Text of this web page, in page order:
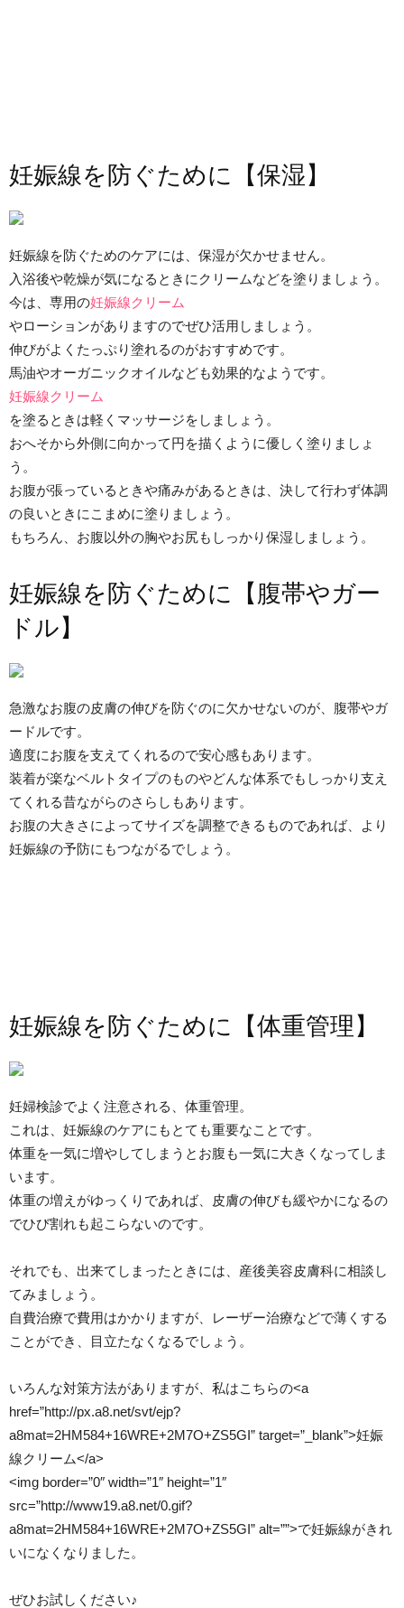
妊娠線を防ぐために【保湿】
妊娠線を防ぐためのケアには、保湿が欠かせません。
入浴後や乾燥が気になるときにクリームなどを塗りましょう。
今は、専用の妊娠線クリーム
やローションがありますのでぜひ活用しましょう。
伸びがよくたっぷり塗れるのがおすすめです。
馬油やオーガニックオイルなども効果的なようです。
妊娠線クリーム
を塗るときは軽くマッサージをしましょう。
おへそから外側に向かって円を描くように優しく塗りましょ
う。
お腹が張っているときや痛みがあるときは、決して行わず体調
の良いときにこまめに塗りましょう。
もちろん、お腹以外の胸やお尻もしっかり保湿しましょう。
妊娠線を防ぐために【腹帯やガー
ドル】
急激なお腹の皮膚の伸びを防ぐのに欠かせないのが、腹帯やガ
ードルです。
適度にお腹を支えてくれるので安心感もあります。
装着が楽なベルトタイプのものやどんな体系でもしっかり支え
てくれる昔ながらのさらしもあります。
お腹の大きさによってサイズを調整できるものであれば、より
妊娠線の予防にもつながるでしょう。
妊娠線を防ぐために【体重管理】
妊婦検診でよく注意される、体重管理。
これは、妊娠線のケアにもとても重要なことです。
体重を一気に増やしてしまうとお腹も一気に大きくなってしま
います。
体重の増えがゆっくりであれば、皮膚の伸びも緩やかになるの
でひび割れも起こらないのです。
それでも、出来てしまったときには、産後美容皮膚科に相談し
てみましょう。
自費治療で費用はかかりますが、レーザー治療などで薄くする
ことができ、目立たなくなるでしょう。
いろんな対策方法がありますが、私はこちらの<a
href=”http://px.a8.net/svt/ejp?
a8mat=2HM584+16WRE+2M7O+ZS5GI” target=”_blank”>妊娠
線クリーム</a>
<img border=”0″ width=”1″ height=”1″
src=”http://www19.a8.net/0.gif?
a8mat=2HM584+16WRE+2M7O+ZS5GI” alt=””>で妊娠線がきれ
いになくなりました。
ぜひお試しください♪